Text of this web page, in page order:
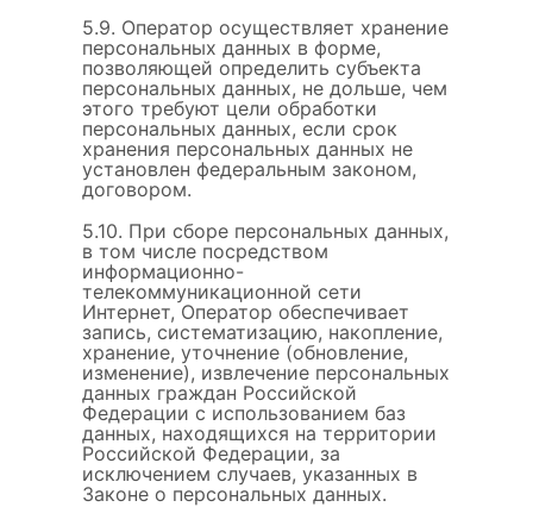
5.9. Оператор осуществляет хранение
персональных данных в форме,
позволяющей определить субъекта
персональных данных, не дольше, чем
этого требуют цели обработки
персональных данных, если срок
хранения персональных данных не
установлен федеральным законом,
договором.
5.10. При сборе персональных данных,
в том числе посредством
информационно-
телекоммуникационной сети
Интернет, Оператор обеспечивает
запись, систематизацию, накопление,
хранение, уточнение (обновление,
изменение), извлечение персональных
данных граждан Российской
Федерации с использованием баз
данных, находящихся на территории
Российской Федерации, за
исключением случаев, указанных в
Законе о персональных данных.